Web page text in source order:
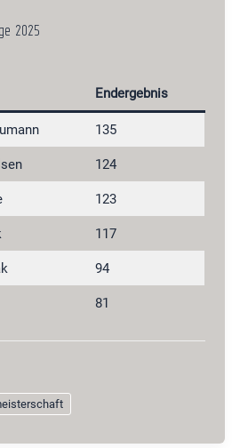
2025
Endergebnis
135
124
123
117
94
81